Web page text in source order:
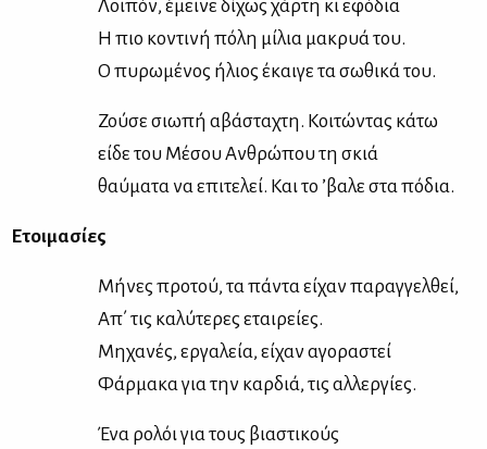
Λοι­πόν, έμει­νε δί­χως χάρ­τη κι εφό­δια
Η πιο κο­ντι­νή πό­λη μί­λια μα­κρυά του.
Ο πυ­ρω­μέ­νος ήλιος έκαι­γε τα σω­θι­κά του.
Ζού­σε σιω­πή αβά­στα­χτη. Κοι­τώ­ντας κά­τω
εί­δε του Μέ­σου Αν­θρώ­που τη σκιά
θαύ­μα­τα να επι­τε­λεί. Και το ’βα­λε στα πό­δια.
Ετοι­μα­σί­ες
Μή­νες προ­τού, τα πά­ντα εί­χαν πα­ραγ­γελ­θεί,
Απ΄ τις κα­λύ­τε­ρες εται­ρεί­ες.
Μη­χα­νές, ερ­γα­λεία, εί­χαν αγο­ρα­στεί
Φάρ­μα­κα για την καρ­διά, τις αλ­λερ­γί­ες.
Ένα ρο­λόι για τους βια­στι­κούς